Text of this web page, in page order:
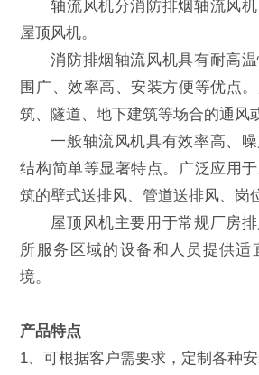
轴流风机分消防排烟轴流风
屋顶风机。
消防排烟轴流风机具有耐高
围广、效率高、安装方便等优点
筑、隧道、地下建筑等场合的通风
一般轴流风机具有效率高、噪
结构简单等显著特点。广泛应用
筑的壁式送排风、管道送排风、岗
屋顶风机主要用于常规厂房
所服务区域的设备和人员提供适
境。
产品特点
1、可根据客户需要求，定制各种安